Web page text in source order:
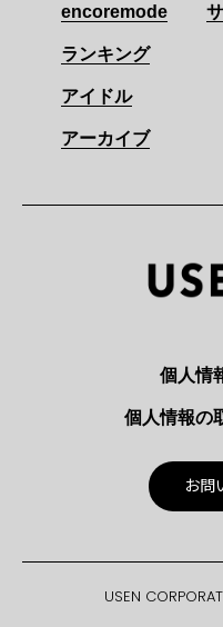
encoremode
ランキング
アイドル
アーカイブ
個人情
個人情報の
お問
USEN